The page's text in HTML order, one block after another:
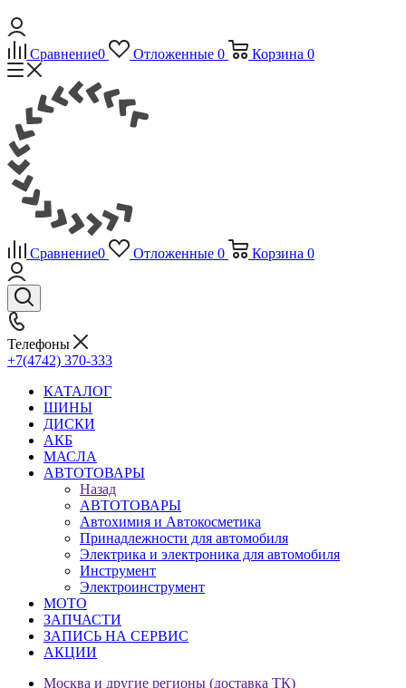
Сравнение0 Отложенные 0 Корзина 0
Сравнение0 Отложенные 0 Корзина 0
Телефоны
+7(4742) 370-333
КАТАЛОГ
ШИНЫ
ДИСКИ
АКБ
МАСЛА
АВТОТОВАРЫ
Назад
АВТОТОВАРЫ
Автохимия и Автокосметика
Принадлежности для автомобиля
Электрика и электроника для автомобиля
Инструмент
Электроинструмент
МОТО
ЗАПЧАСТИ
ЗАПИСЬ НА СЕРВИС
АКЦИИ
Москва и другие регионы (доставка ТК)